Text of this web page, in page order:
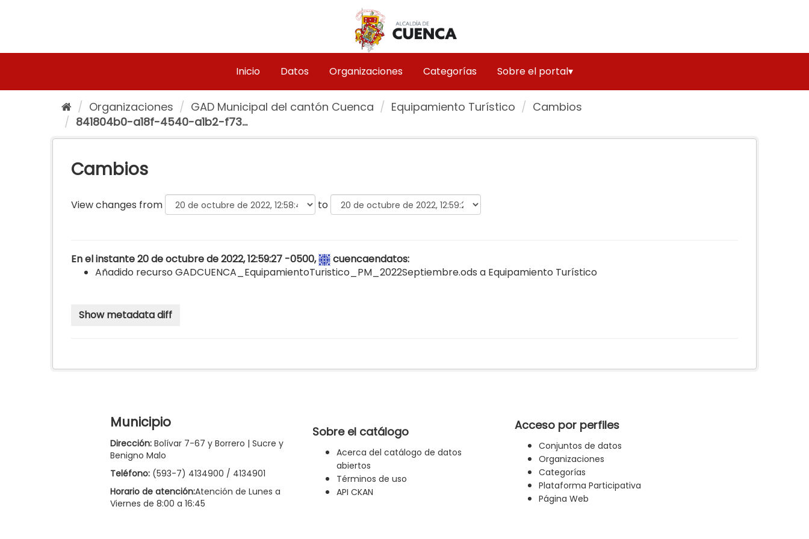
Inicio Datos Organizaciones Categorías Sobre el portal▾
Organizaciones GAD Municipal del cantón Cuenca Equipamiento Turístico
Cambios
841804b0-a18f-4540-a1b2-f73...
Cambios
View changes from to
En el instante 20 de octubre de 2022, 12:59:27 -0500, cuencaendatos:
Añadido recurso GADCUENCA_EquipamientoTuristico_PM_2022Septiembre.ods a Equipamiento Turístico
Municipio
Dirección: Bolívar 7-67 y Borrero | Sucre y
Benigno Malo
Teléfono: (593-7) 4134900 / 4134901
Horario de atención:Atención de Lunes a
Viernes de 8:00 a 16:45
Sobre el catálogo
Acerca del catálogo de datos
abiertos
Términos de uso
API CKAN
Acceso por perfiles
Conjuntos de datos
Organizaciones
Categorías
Plataforma Participativa
Página Web